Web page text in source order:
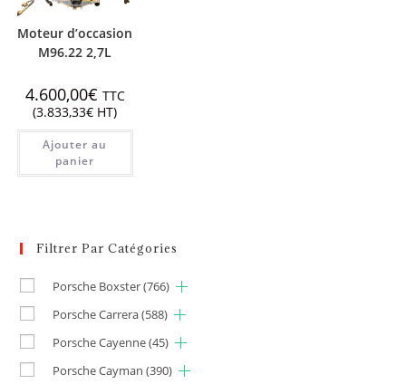
Moteur d’occasion
M96.22 2,7L
4.600,00€ TTC
(3.833,33€ HT)
Ajouter au
panier
Filtrer Par Catégories
Porsche Boxster(766)
Porsche Carrera(588)
Porsche Cayenne(45)
Porsche Cayman (390)